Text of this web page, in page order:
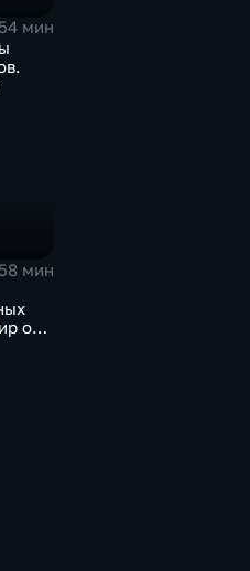
54 мин
58 мин
от